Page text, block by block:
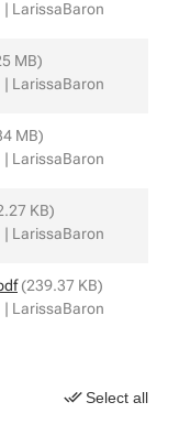
| LarissaBaron
MB)
| LarissaBaron
MB)
| LarissaBaron
KB)
| LarissaBaron
(239.37 KB)
| LarissaBaron
Select all